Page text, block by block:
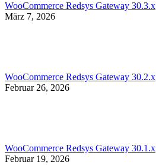
WooCommerce Redsys Gateway 30.3.x
März 7, 2026
WooCommerce Redsys Gateway 30.2.x
Februar 26, 2026
WooCommerce Redsys Gateway 30.1.x
Februar 19, 2026